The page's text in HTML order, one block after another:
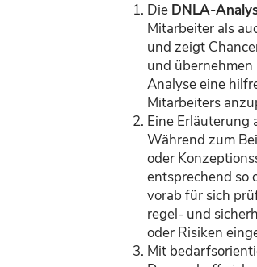
Die DNLA-
Mitarbeiter als
und zeigt
und
Analyse eine
Mitarbeiters
Eine Erläuterung
Während zum
oder
entsprechend so
vorab für sich
regel- und
oder Risiken
Mit